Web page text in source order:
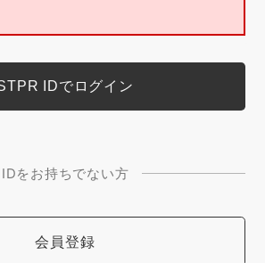
IDをお持ちでない方
会員登録